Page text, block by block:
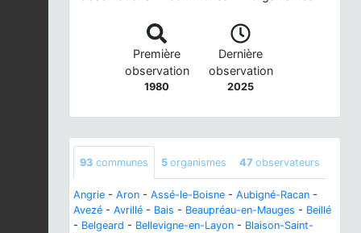
Première
observation
1980
Dernière
observation
2025
93 communes 5 organismes 47 observateurs
Angrie - Aron - Assé-le-Boisne - Aubigné-Racan -
Avezé - Avrillé - Bais - Beaupréau-en-Mauges - Beillé
- Belgeard - Bellevigne-en-Layon - Blaison-Saint-